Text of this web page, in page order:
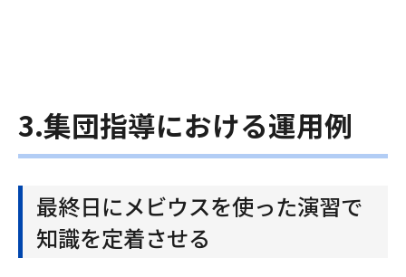
3.集団指導における運用例
最終日にメビウスを使った演習で
知識を定着させる